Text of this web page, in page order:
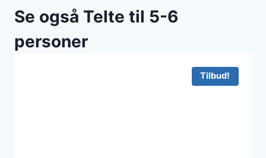
pris
var:
er:
Se også Telte til 5-6
personer
Tilbud!